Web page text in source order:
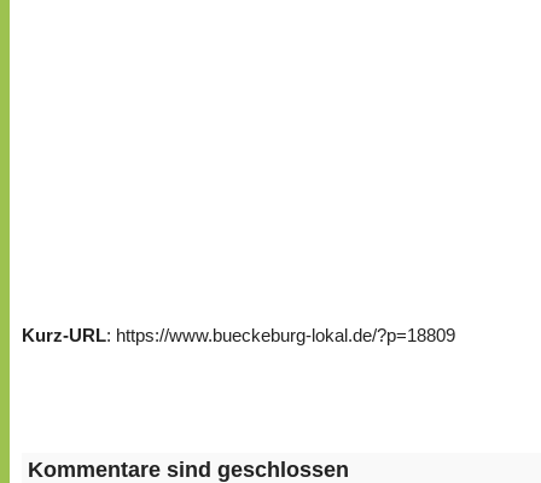
Kurz-URL: https://www.bueckeburg-lokal.de/?p=18809
Kommentare sind geschlossen